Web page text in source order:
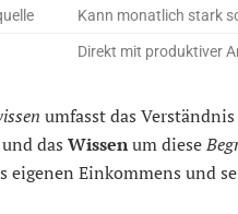
Kann monatlich stark
Direkt mit produktiver
umfasst das
das Wissenum diese
eigenen Einkommens und